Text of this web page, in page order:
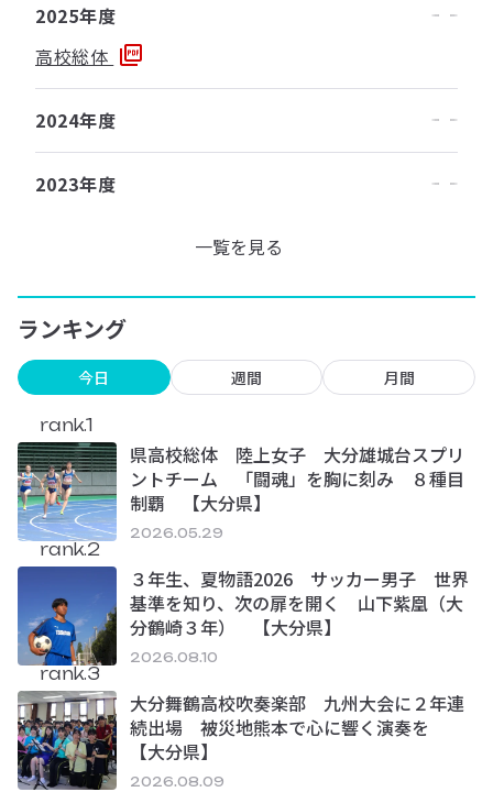
2025年度
高校総体
2024年度
2023年度
一覧を見る
ランキング
今日 週間 月間
rank.1
県高校総体 陸上女子 大分雄城台スプリ
ントチーム 「闘魂」を胸に刻み ８種目
制覇 【大分県】
2026.05.29
rank.2
３年生、夏物語2026 サッカー男子 世界
基準を知り、次の扉を開く 山下紫凰（大
分鶴崎３年） 【大分県】
2026.08.10
rank.3
大分舞鶴高校吹奏楽部 九州大会に２年連
続出場 被災地熊本で心に響く演奏を
【大分県】
2026.08.09